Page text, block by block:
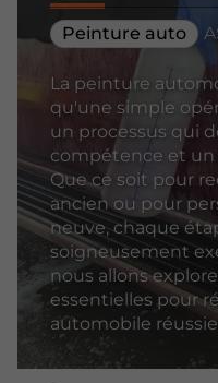
Peinture auto
La peinture
qu'une simple
un processus qui
compétence et un
Que ce soit pour
ancien ou pour
neuve, chaque
soigneusement
nous allons
essentielles pour
automobile